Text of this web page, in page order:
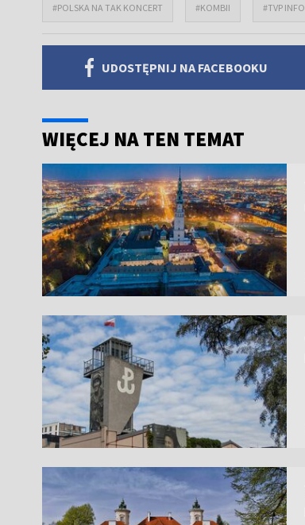
#POLSKA NA TAK KONCERT #KOMBII #TVP INFO
UDOSTĘPNIJ NA FACEBOOKU
WIĘCEJ NA TEN TEMAT